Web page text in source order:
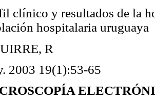
clínico y resultados de la
hospitalaria uruguaya
R
2003 19(1):53-65